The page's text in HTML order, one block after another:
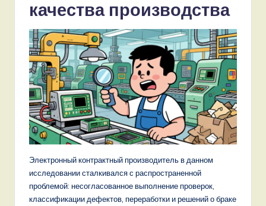
качества производства
Электронный контрактный производитель в данном
исследовании сталкивался с распространенной
проблемой: несогласованное выполнение проверок,
классификации дефектов, переработки и решений о браке